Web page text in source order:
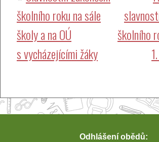
pro
příspěvek
školního roku na sále
školy a na OÚ
s vycházejícími žáky
školního
Odhlášení obědů: